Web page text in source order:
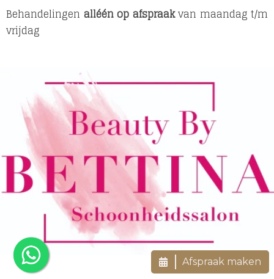
Behandelingen alléén op afspraakvan maandag t/m
vrijdag
Afspraak maken